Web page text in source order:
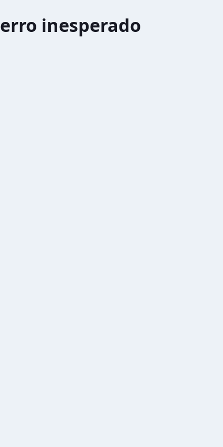
erro inesperado